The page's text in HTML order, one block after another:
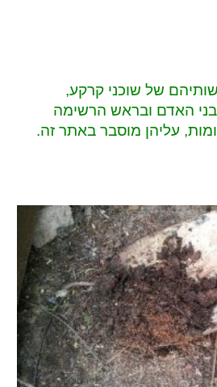
של שוכני קרקע,
בני האדם ובראש הרשימה
עליהן מוסבר באתר זה.